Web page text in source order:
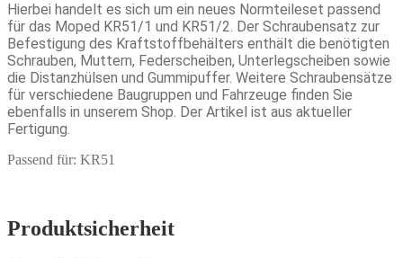
Hierbei handelt es sich um ein neues Normteileset passend
für das Moped KR51/1 und KR51/2. Der Schraubensatz zur
Befestigung des Kraftstoffbehälters enthält die benötigten
Schrauben, Muttern, Federscheiben, Unterlegscheiben sowie
die Distanzhülsen und Gummipuffer. Weitere Schraubensätze
für verschiedene Baugruppen und Fahrzeuge finden Sie
ebenfalls in unserem Shop. Der Artikel ist aus aktueller
Fertigung.
Passend für: KR51
Produktsicherheit